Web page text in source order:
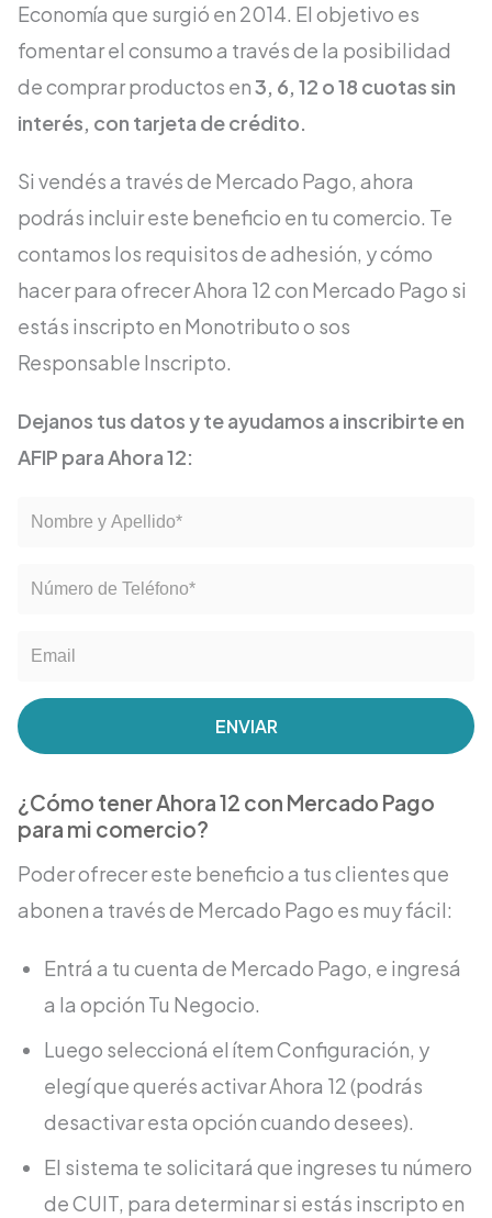
Economía que surgió en 2014. El objetivo es
fomentar el consumo a través de la posibilidad
de comprar productos en3, 6, 12 o 18 cuotas sin
interés, con tarjeta de crédito.
Si vendés a través de Mercado Pago, ahora
podrás incluir este beneficio en tu comercio. Te
contamos los requisitos de adhesión, y cómo
hacer para ofrecer Ahora 12 con Mercado Pago si
estás inscripto en Monotributo o sos
Responsable Inscripto.
Dejanos tus datos y te ayudamos a inscribirte en
AFIP para Ahora 12:
ENVIAR
¿Cómo tener Ahora 12 con Mercado Pago
para mi comercio?
Poder ofrecer este beneficio a tus clientes que
abonen a través de Mercado Pago es muy fácil:
Entrá a tu cuenta de Mercado Pago, e ingresá
a la opción Tu Negocio.
Luego seleccioná el ítem Configuración, y
elegí que querés activar Ahora 12 (podrás
desactivar esta opción cuando desees).
El sistema te solicitará que ingreses tu número
de CUIT, para determinar si estás inscripto en